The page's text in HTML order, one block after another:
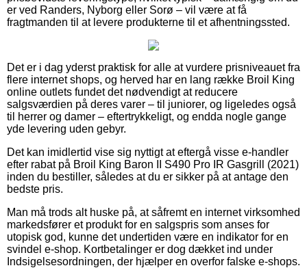
er ved Randers, Nyborg eller Sorø – vil være at få
fragtmanden til at levere produkterne til et afhentningssted.
Det er i dag yderst praktisk for alle at vurdere prisniveauet fra
flere internet shops, og herved har en lang række Broil King
online outlets fundet det nødvendigt at reducere
salgsværdien på deres varer – til juniorer, og ligeledes også
til herrer og damer – eftertrykkeligt, og endda nogle gange
yde levering uden gebyr.
Det kan imidlertid vise sig nyttigt at eftergå visse e-handler
efter rabat på Broil King Baron II S490 Pro IR Gasgrill (2021)
inden du bestiller, således at du er sikker på at antage den
bedste pris.
Man må trods alt huske på, at såfremt en internet virksomhed
markedsfører et produkt for en salgspris som anses for
utopisk god, kunne det undertiden være en indikator for en
svindel e-shop. Kortbetalinger er dog dækket ind under
Indsigelsesordningen, der hjælper en overfor falske e-shops.